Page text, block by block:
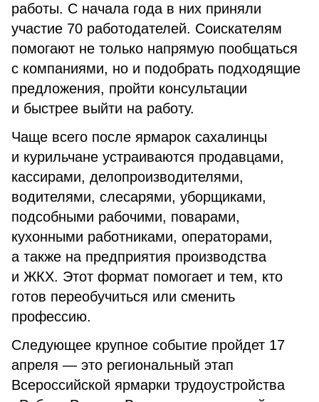
работы. С начала года в них приняли
участие 70 работодателей. Соискателям
помогают не только напрямую пообщаться
с компаниями, но и подобрать подходящие
предложения, пройти консультации
и быстрее выйти на работу.
Чаще всего после ярмарок сахалинцы
и курильчане устраиваются продавцами,
кассирами, делопроизводителями,
водителями, слесарями, уборщиками,
подсобными рабочими, поварами,
кухонными работниками, операторами,
а также на предприятия производства
и ЖКХ. Этот формат помогает и тем, кто
готов переобучиться или сменить
профессию.
Следующее крупное событие пройдет 17
апреля — это региональный этап
Всероссийской ярмарки трудоустройства